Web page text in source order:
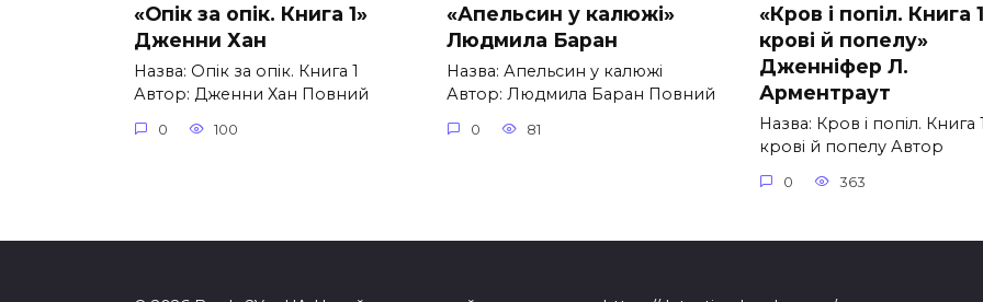
«Опік за опік. Книга 1»
Дженни Хан
Назва: Опік за опік. Книга 1
Автор: Дженни Хан Повний
0 100
«Апельсин у калюжі»
Людмила Баран
Назва: Апельсин у калюжі
Автор: Людмила Баран Повний
0 81
«Кров і попіл. Книга
крові й попелу»
Дженніфер Л.
Арментраут
Назва: Кров і попіл. Книга
крові й попелу Автор
0 363